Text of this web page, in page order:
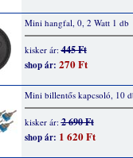
Mini hangfal, 0, 2 Watt 1 db
kisker ár:445 Ft
shop ár: 270 Ft
Mini billentős kapcsoló, 10
kisker ár:2 690 Ft
shop ár: 1 620 Ft